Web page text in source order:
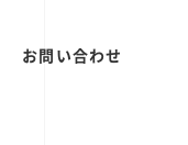
お問い合わせ